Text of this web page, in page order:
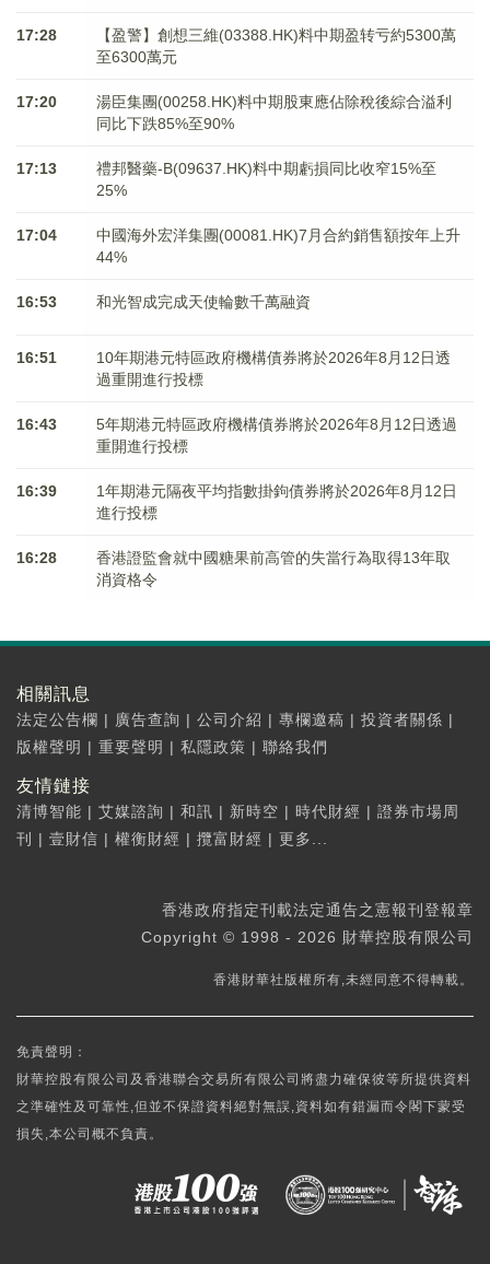
17:28
【盈警】創想三維(03388.HK)料中期盈转亏約5300萬
至6300萬元
17:20
湯臣集團(00258.HK)料中期股東應佔除稅後綜合溢利
同比下跌85%至90%
17:13
禮邦醫藥-B(09637.HK)料中期虧損同比收窄15%至
25%
17:04
中國海外宏洋集團(00081.HK)7月合約銷售額按年上升
44%
16:53 和光智成完成天使輪數千萬融資
16:51
10年期港元特區政府機構債券將於2026年8月12日透
過重開進行投標
16:43
5年期港元特區政府機構債券將於2026年8月12日透過
重開進行投標
16:39
1年期港元隔夜平均指數掛鉤債券將於2026年8月12日
進行投標
16:28
香港證監會就中國糖果前高管的失當行為取得13年取
消資格令
相關訊息
法定公告欄 | 廣告查詢 | 公司介紹 | 專欄邀稿 | 投資者關係 |
版權聲明 | 重要聲明 | 私隱政策 | 聯絡我們
友情鏈接
清博智能 | 艾媒諮詢 | 和訊 | 新時空 | 時代財經 | 證券市場周
刊
| 壹財信 | 權衡財經 | 攬富財經 | 更多...
香港政府指定刊載法定通告之憲報刊登報章
Copyright © 1998 - 2026 財華控股有限公司
香港財華社版權所有,未經同意不得轉載。
免責聲明：
財華控股有限公司及香港聯合交易所有限公司將盡力確保彼等所提供資料
之準確性及可靠性,但並不保證資料絕對無誤,資料如有錯漏而令閣下蒙受
損失,本公司概不負責。